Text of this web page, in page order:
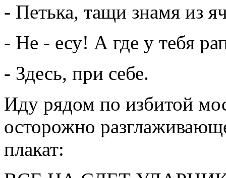
- Петька, тащи знамя из
- Не - есу! А где у тебя
- Здесь, при себе.
Иду рядом по избитой
осторожно
плакат: